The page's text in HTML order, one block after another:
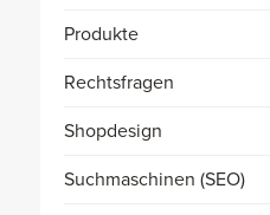
Produkte
Rechtsfragen
Shopdesign
Suchmaschinen (SEO)